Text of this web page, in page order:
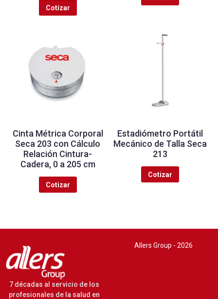
Cotizar
Cinta Métrica Corporal
Seca 203 con Cálculo
Relación Cintura-
Cadera, 0 a 205 cm
Cotizar
Estadiómetro Portátil
Mecánico de Talla Seca
213
Cotizar
7 décadas al servicio de los
profesionales de la salud en
Allers Group - 2026